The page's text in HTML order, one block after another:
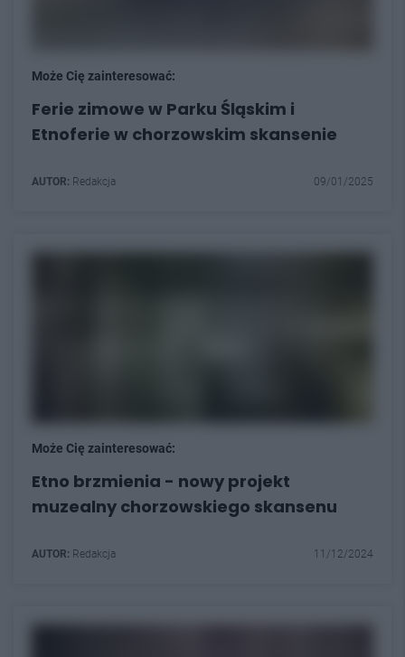
Może Cię zainteresować:
Ferie zimowe w Parku Śląskim i
Etnoferie w chorzowskim skansenie
AUTOR: Redakcja 09/01/2025
Może Cię zainteresować:
Etno brzmienia - nowy projekt
muzealny chorzowskiego skansenu
AUTOR: Redakcja 11/12/2024